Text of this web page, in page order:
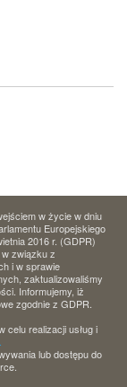
w życie w dniu
Europejskiego
2016 r. (GDPR)
związku z
i w sprawie
zaktualizowaliśmy
Informujemy, iż
zgodnie z GDPR.
celu realizacji usług i
lub dostępu do